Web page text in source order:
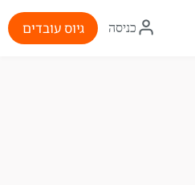
איקון
התחברות
כניסה גיוס עובדים